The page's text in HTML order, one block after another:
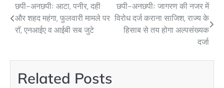
Post
navigation
छपी-अनछपीः आटा, पनीर, दही
और शहद महंगा, फुलवारी मामले पर
राॅ, एनआईए व आईबी सब जुटे
छपी-अनछपीः जागरण की नजर में
विरोध दर्ज कराना साजिश, राज्य के
हिसाब से तय होगा अल्पसंख्यक
दर्जा
Related Posts